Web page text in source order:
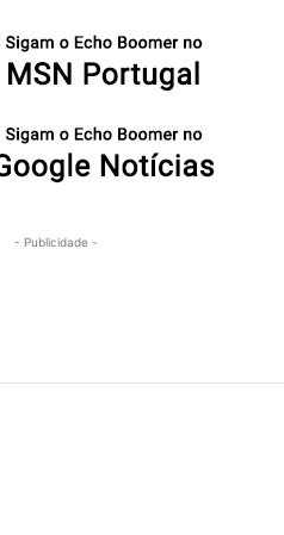
- Publicidade -